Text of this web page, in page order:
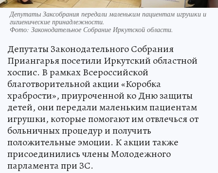
Депутаты Заксобрания передали маленьким пациентам игрушки и
гигиенические принадлежности.
Фото: Законодательное Собрание Иркутской области.
Депутаты Законодательного Собрания
Приангарья посетили Иркутский областной
хоспис. В рамках Всероссийской
благотворительной акции «Коробка
храбрости», приуроченной ко Дню защиты
детей, они передали маленьким пациентам
игрушки, которые помогают им отвлечься от
больничных процедур и получить
положительные эмоции. К акции также
присоединились члены Молодежного
парламента при ЗС.